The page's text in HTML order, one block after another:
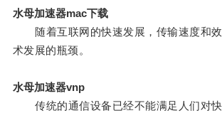
水母加速器mac下载
随着互联网的快速发展，传输速度和效
术发展的瓶颈。
水母加速器vnp
传统的通信设备已经不能满足人们对快